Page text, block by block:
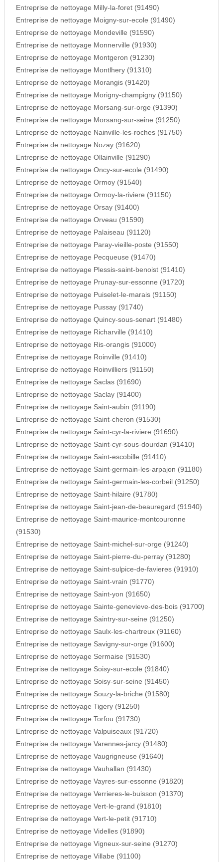
Entreprise de nettoyage Milly-la-foret (91490)
Entreprise de nettoyage Moigny-sur-ecole (91490)
Entreprise de nettoyage Mondeville (91590)
Entreprise de nettoyage Monnerville (91930)
Entreprise de nettoyage Montgeron (91230)
Entreprise de nettoyage Montlhery (91310)
Entreprise de nettoyage Morangis (91420)
Entreprise de nettoyage Morigny-champigny (91150)
Entreprise de nettoyage Morsang-sur-orge (91390)
Entreprise de nettoyage Morsang-sur-seine (91250)
Entreprise de nettoyage Nainville-les-roches (91750)
Entreprise de nettoyage Nozay (91620)
Entreprise de nettoyage Ollainville (91290)
Entreprise de nettoyage Oncy-sur-ecole (91490)
Entreprise de nettoyage Ormoy (91540)
Entreprise de nettoyage Ormoy-la-riviere (91150)
Entreprise de nettoyage Orsay (91400)
Entreprise de nettoyage Orveau (91590)
Entreprise de nettoyage Palaiseau (91120)
Entreprise de nettoyage Paray-vieille-poste (91550)
Entreprise de nettoyage Pecqueuse (91470)
Entreprise de nettoyage Plessis-saint-benoist (91410)
Entreprise de nettoyage Prunay-sur-essonne (91720)
Entreprise de nettoyage Puiselet-le-marais (91150)
Entreprise de nettoyage Pussay (91740)
Entreprise de nettoyage Quincy-sous-senart (91480)
Entreprise de nettoyage Richarville (91410)
Entreprise de nettoyage Ris-orangis (91000)
Entreprise de nettoyage Roinville (91410)
Entreprise de nettoyage Roinvilliers (91150)
Entreprise de nettoyage Saclas (91690)
Entreprise de nettoyage Saclay (91400)
Entreprise de nettoyage Saint-aubin (91190)
Entreprise de nettoyage Saint-cheron (91530)
Entreprise de nettoyage Saint-cyr-la-riviere (91690)
Entreprise de nettoyage Saint-cyr-sous-dourdan (91410)
Entreprise de nettoyage Saint-escobille (91410)
Entreprise de nettoyage Saint-germain-les-arpajon (91180)
Entreprise de nettoyage Saint-germain-les-corbeil (91250)
Entreprise de nettoyage Saint-hilaire (91780)
Entreprise de nettoyage Saint-jean-de-beauregard (91940)
Entreprise de nettoyage Saint-maurice-montcouronne
(91530)
Entreprise de nettoyage Saint-michel-sur-orge (91240)
Entreprise de nettoyage Saint-pierre-du-perray (91280)
Entreprise de nettoyage Saint-sulpice-de-favieres (91910)
Entreprise de nettoyage Saint-vrain (91770)
Entreprise de nettoyage Saint-yon (91650)
Entreprise de nettoyage Sainte-genevieve-des-bois (91700)
Entreprise de nettoyage Saintry-sur-seine (91250)
Entreprise de nettoyage Saulx-les-chartreux (91160)
Entreprise de nettoyage Savigny-sur-orge (91600)
Entreprise de nettoyage Sermaise (91530)
Entreprise de nettoyage Soisy-sur-ecole (91840)
Entreprise de nettoyage Soisy-sur-seine (91450)
Entreprise de nettoyage Souzy-la-briche (91580)
Entreprise de nettoyage Tigery (91250)
Entreprise de nettoyage Torfou (91730)
Entreprise de nettoyage Valpuiseaux (91720)
Entreprise de nettoyage Varennes-jarcy (91480)
Entreprise de nettoyage Vaugrigneuse (91640)
Entreprise de nettoyage Vauhallan (91430)
Entreprise de nettoyage Vayres-sur-essonne (91820)
Entreprise de nettoyage Verrieres-le-buisson (91370)
Entreprise de nettoyage Vert-le-grand (91810)
Entreprise de nettoyage Vert-le-petit (91710)
Entreprise de nettoyage Videlles (91890)
Entreprise de nettoyage Vigneux-sur-seine (91270)
Entreprise de nettoyage Villabe (91100)